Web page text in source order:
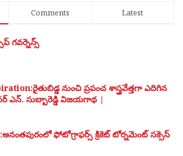
Comments Latest
గవర్నెన్స్
నుంచి ప్రపంచ శాస్త్రవేత్తగా ఎదిగిన
ఎన్. సుబ్బారెడ్డి విజయగాథ |
ఫోటోగ్రాఫర్స్ క్రికెట్ టోర్నమెంట్ సక్సెస్